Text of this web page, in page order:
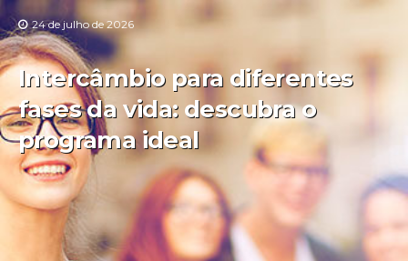
24 de julho de 2026
Intercâmbio para diferentes
fases da vida: descubra o
programa ideal